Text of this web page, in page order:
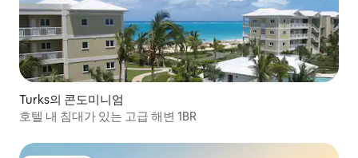
Turks의 콘도미니엄
호텔 내 침대가 있는 고급 해변 1BR